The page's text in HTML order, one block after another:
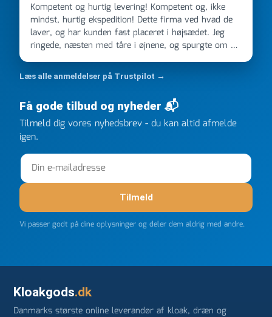
Kompetent og hurtig levering! Kompetent og, ikke
mindst, hurtig ekspedition! Dette firma ved hvad de
laver, og har kunden fast placeret i højsædet. Jeg
ringede, næsten med tåre i øjnene, og spurgte om de
kunne overholde en 2 måneder gammel aftale. Jeg
ringede onsdag kl 16, og min store ordre kom dagen
efter kl 6.45! Kan slet ikke få armene ned, og næste
gang jeg skal bruge noget, vil jeg ringe til dem
FØRST. De varmeste og venligste hilsner fra Rene
Læs alle anmeldelser på Trustpilot →
Få gode tilbud og nyheder 📬
Tilmeld dig vores nyhedsbrev - du kan altid afmelde
igen.
Tilmeld
Vi passer godt på dine oplysninger og deler dem aldrig med andre.
Kloakgods.dk
Danmarks største online leverandør af kloak, dræn og